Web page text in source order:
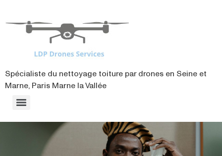
Spécialiste du nettoyage toiture par drones en Seine et
Marne, Paris Marne la Vallée